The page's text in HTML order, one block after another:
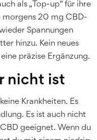
als „Top-up“ für ihre
morgens 20 mg CBD-
Spannungen
hinzu. Kein neues
präzise Ergänzung.
nicht ist
Krankheiten. Es
Es ist auch nicht
geeignet. Wenn du